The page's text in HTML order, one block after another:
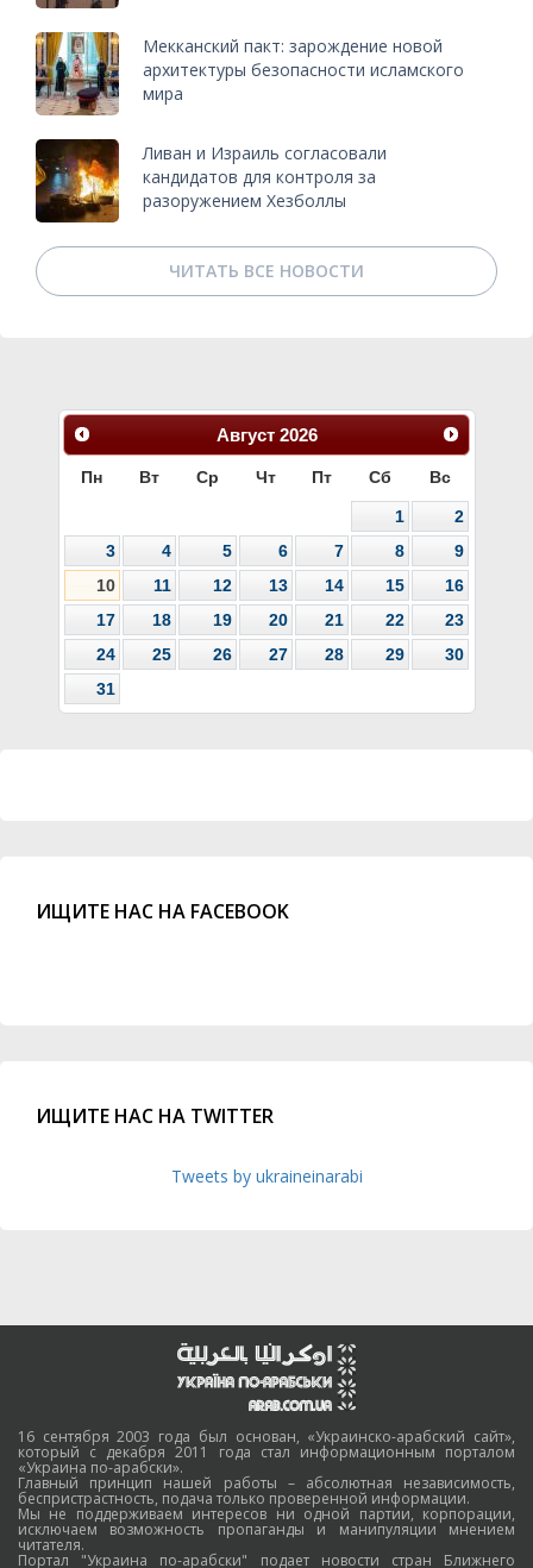
Мекканский пакт: зарождение новой
архитектуры безопасности исламского
мира
Ливан и Израиль согласовали
кандидатов для контроля за
разоружением Хезболлы
ЧИТАТЬ ВСЕ НОВОСТИ
Август 2026
Пн Вт Ср Чт Пт Сб Вс
1
2
3
4 5 6 7 8
9
10
11 12 13 14 15
16
17
18 19 20 21 22
23
24
25 26 27 28 29
30
31
ИЩИТЕ НАС НА FACEBOOK
ИЩИТЕ НАС НА TWITTER
Tweets by ukraineinarabi
16 сентября 2003 года был основан, «Украинско-арабский сайт»,
который с декабря 2011 года стал информационным порталом
«Украина по-арабски».
Главный принцип нашей работы – абсолютная независимость,
беспристрастность, подача только проверенной информации.
Мы не поддерживаем интересов ни одной партии, корпорации,
исключаем возможность пропаганды и манипуляции мнением
читателя.
Портал "Украина по-арабски" подает новости стран Ближнего